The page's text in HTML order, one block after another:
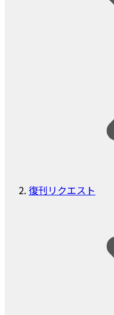
復刊リクエスト